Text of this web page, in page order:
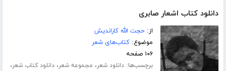
دانلود کتاب اشعار صابری
از:حجت الله کاراندیش
موضوع:کتاب‌های شعر
۱۰۶ صفحه
برچسب‌ها:دانلود شعر، مجموعه شعر،دانلود کتاب شعر،